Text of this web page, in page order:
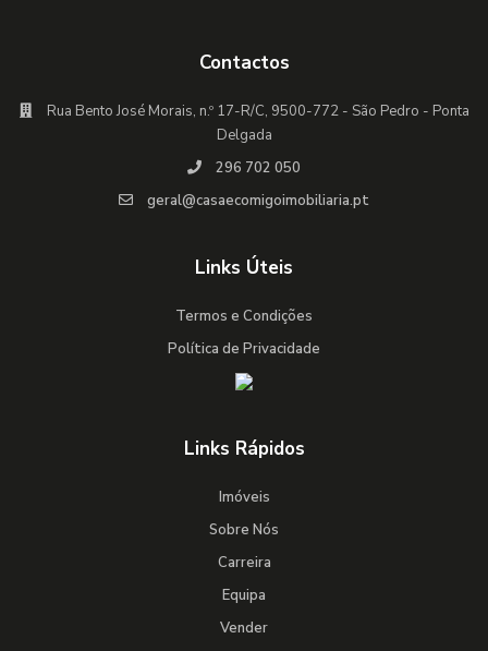
Contactos
Rua Bento José Morais, n.º 17-R/C, 9500-772 - São Pedro - Ponta
Delgada
296 702 050
geral@casaecomigoimobiliaria.pt
Links Úteis
Termos e Condições
Política de Privacidade
Links Rápidos
Imóveis
Sobre Nós
Carreira
Equipa
Vender